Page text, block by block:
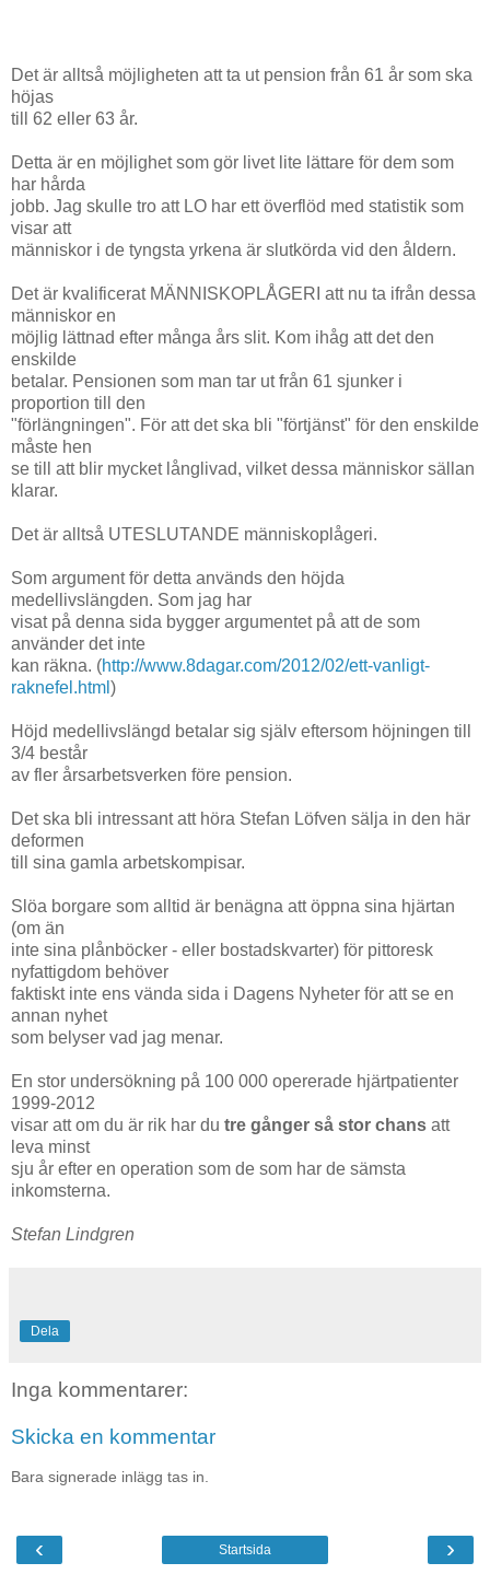
Det är alltså möjligheten att ta ut pension från 61 år som ska
höjas
till 62 eller 63 år.
Detta är en möjlighet som gör livet lite lättare för dem som
har hårda
jobb. Jag skulle tro att LO har ett överflöd med statistik som
visar att
människor i de tyngsta yrkena är slutkörda vid den åldern.
Det är kvalificerat MÄNNISKOPLÅGERI att nu ta ifrån dessa
människor en
möjlig lättnad efter många års slit. Kom ihåg att det den
enskilde
betalar. Pensionen som man tar ut från 61 sjunker i
proportion till den
"förlängningen". För att det ska bli "förtjänst" för den enskilde
måste hen
se till att blir mycket långlivad, vilket dessa människor sällan
klarar.
Det är alltså UTESLUTANDE människoplågeri.
Som argument för detta används den höjda
medellivslängden. Som jag har
visat på denna sida bygger argumentet på att de som
använder det inte
kan räkna. (http://www.8dagar.com/2012/02/ett-vanligt-
raknefel.html )
Höjd medellivslängd betalar sig själv eftersom höjningen till
3/4 består
av fler årsarbetsverken före pension.
Det ska bli intressant att höra Stefan Löfven sälja in den här
deformen
till sina gamla arbetskompisar.
Slöa borgare som alltid är benägna att öppna sina hjärtan
(om än
inte sina plånböcker - eller bostadskvarter) för pittoresk
nyfattigdom behöver
faktiskt inte ens vända sida i Dagens Nyheter för att se en
annan nyhet
som belyser vad jag menar.
En stor undersökning på 100 000 opererade hjärtpatienter
1999-2012
visar att om du är rik har du tre gånger så stor chans att
leva minst
sju år efter en operation som de som har de sämsta
inkomsterna.
Stefan Lindgren
Dela
Inga kommentarer:
Skicka en kommentar
Bara signerade inlägg tas in.
‹ ›
Startsida